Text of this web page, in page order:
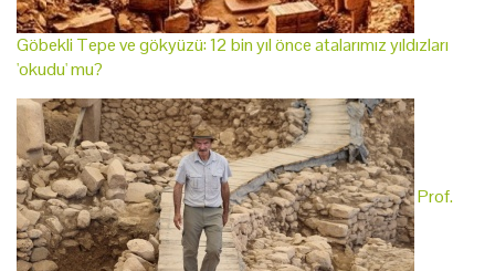
Göbekli Tepe ve gökyüzü: 12 bin yıl önce atalarımız yıldızları
'okudu' mu?
Prof.